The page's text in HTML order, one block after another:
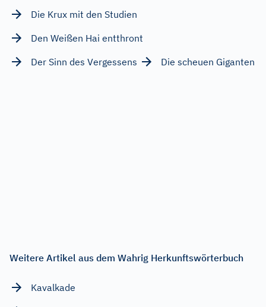
Die Krux mit den Studien
Den Weißen Hai entthront
Der Sinn des Vergessens
Die scheuen Giganten
Weitere Artikel aus dem Wahrig Herkunftswörterbuch
Kavalkade